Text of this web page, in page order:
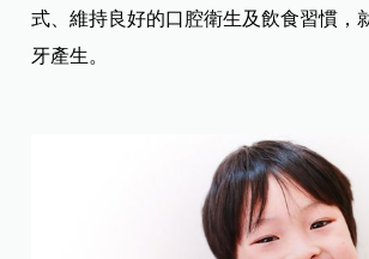
式、維持良好的口腔衛生及飲食習慣，
牙產生。